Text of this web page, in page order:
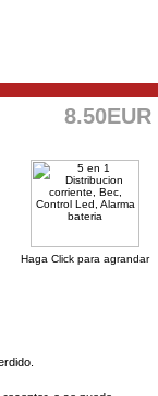
8.50EUR
Haga Click para agrandar